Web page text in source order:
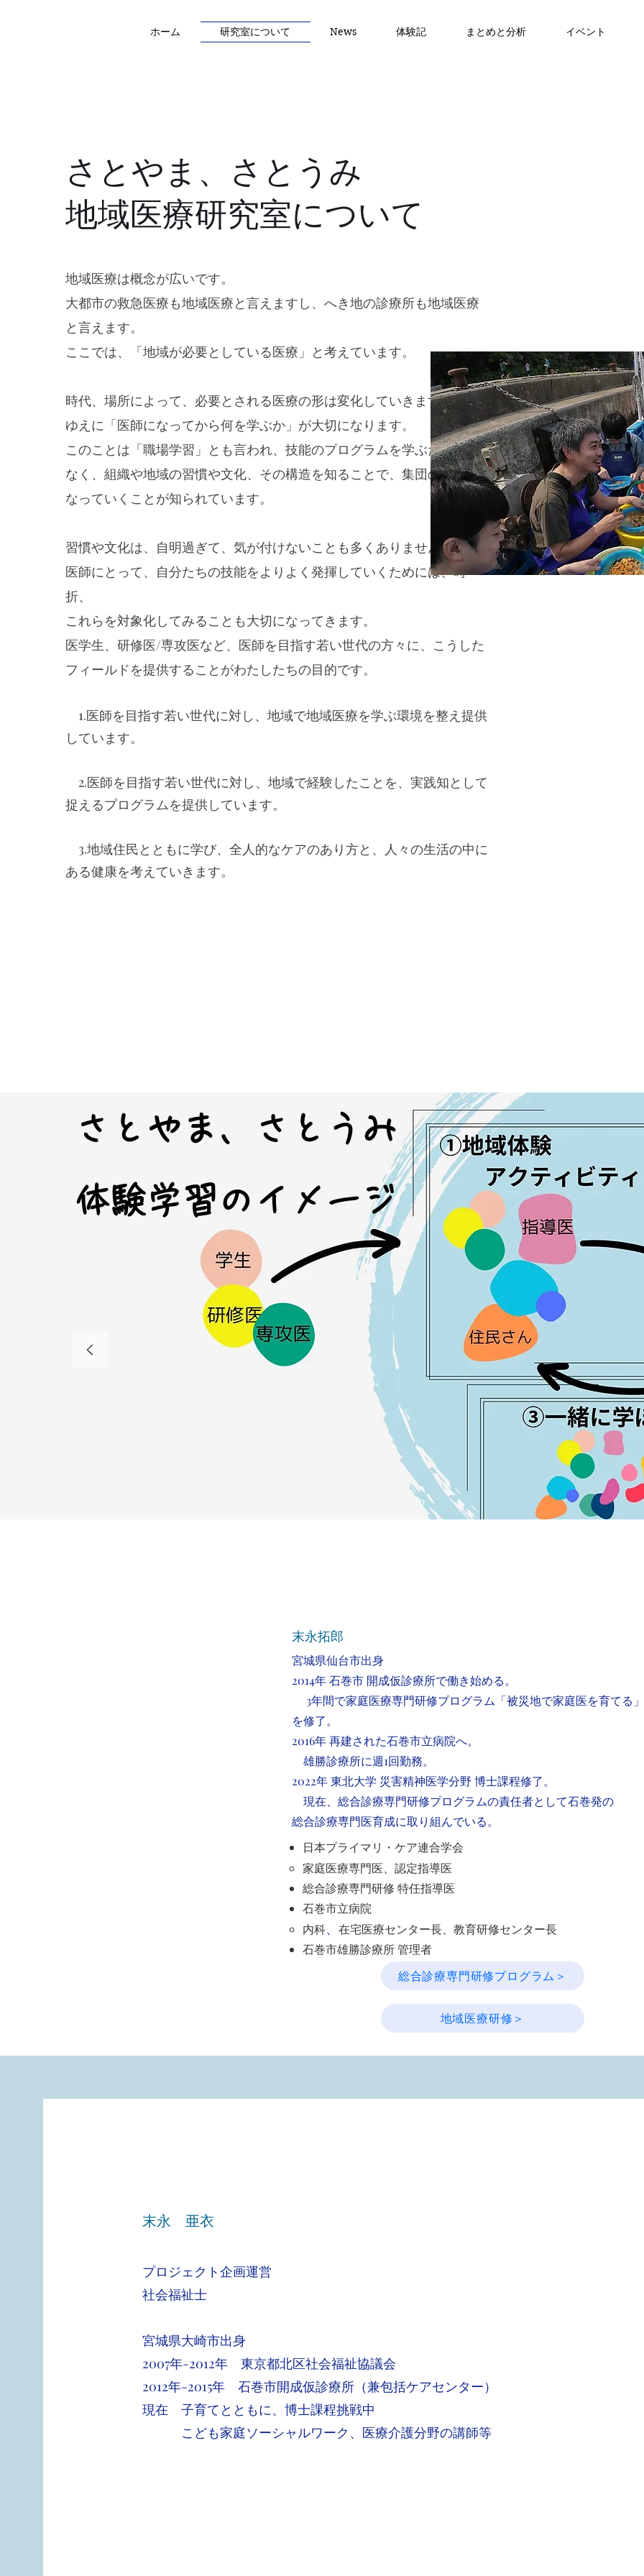
ホーム 研究室について News 体験記 まとめと分析 イベント
さとやま、さとうみ
地域医療研究室について
地域医療は概念が広いです。
大都市の救急医療も地域医療と言えますし、へき地の診療所も地域医療
と言えます。
ここでは、「地域が必要としている医療」と考えています。
時代、場所によって、必要とされる医療の形は変化していきます。
ゆえに「医師になってから何を学ぶか」が大切になります。
このことは「職場学習」とも言われ、技能のプログラムを学ぶだけでは
なく、組織や地域の習慣や文化、その構造を知ることで、集団の一員と
なっていくことが知られています。
習慣や文化は、自明過ぎて、気が付けないことも多くありません。
医師にとって、自分たちの技能をよりよく発揮していくためには、時
折、
これらを対象化してみることも大切になってきます。
医学生、研修医/専攻医など、医師を目指す若い世代の方々に、こうした
フィールドを提供することがわたしたちの目的です。
1.医師を目指す若い世代に対し、地域で地域医療を学ぶ環境を整え提供
しています。
2.医師を目指す若い世代に対し、地域で経験したことを、実践知として
捉えるプログラムを提供しています。
3.地域住民とともに学び、全人的なケアのあり方と、人々の生活の中に
ある健康を考えていきます。
さとやま、さとうみ
体験学習のイメージ
​末永拓郎
宮城県仙台市出身
2014年 石巻市 開成仮診療所で働き始める。
3年間で家庭医療専門研修プログラム「被災地で家庭医を育てる」
を修了。
2016年 再建された石巻市立病院へ。
雄勝診療所に週1回勤務。
2022年 東北大学 災害精神医学分野 博士課程修了。
現在、総合診療専門研修プログラムの責任者として石巻発の
総合診療専門医育成に取り組んでいる。
日本プライマリ・ケア連合学会
家庭医療専門医、 認定指導医
総合診療専門研修 特任指導医​
石巻市立病院
内科、 在宅医療センター​長、 教育研修センター長​
石巻市雄勝診療所 管理者
総合診療専門研修プログラム＞
地域医療研修＞
​末永 亜衣
プロジェクト企画運営
​社会福祉士
宮城県大崎市出身
2007年-2012年 東京都北区社会福祉協議会
2012年-2015年 石巻市開成仮診療所（兼包括ケアセンター）
現在 子育てとともに、博士課程挑戦中
こども家庭ソーシャルワーク、医療介護分野の講師等​